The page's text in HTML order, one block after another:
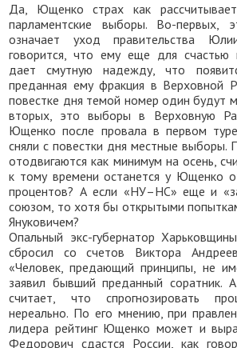
Да, Ющенко страх как
парламентские выборы. Во-первых,
означает уход правительства
говорится, что ему еще для счастью
дает смутную надежду, что
преданная ему фракция в Верховной
повестке дня темой номер один будут
вторых, это выборы в Верховную
Ющенко после провала в первом
сняли с повестки дня местные выборы.
отодвигаются как минимум на осень,
к тому времени останется у Ющенко
процентов? А если «НУ–НС» еще и
союзом, то хотя бы открытыми
Януковичем?
Опальный экс-губернатор
сбросил со счетов Виктора
«Человек, предающий принципы, не
заявил бывший преданный соратник.
считает, что спрогнозировать
нереально. По его мнению, при
лидера рейтинг Ющенко может и
Федорович сдастся России, как